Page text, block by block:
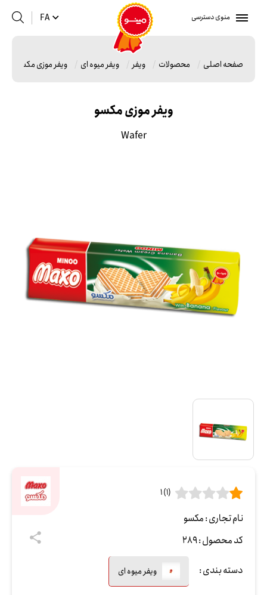
منوی دسترسی FA
صفحه اصلی محصولات ویفر ویفر میوه ای ویفر موزی مکسو
ویفر موزی مکسو
Wafer
(1) 1
نام تجاری :مکسو
کد محصول :289
دسته بندی : ویفر میوه ای